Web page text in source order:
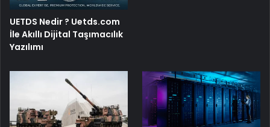
UETDS Nedir ? Uetds.com
İle Akıllı Dijital Taşımacılık
Yazılımı